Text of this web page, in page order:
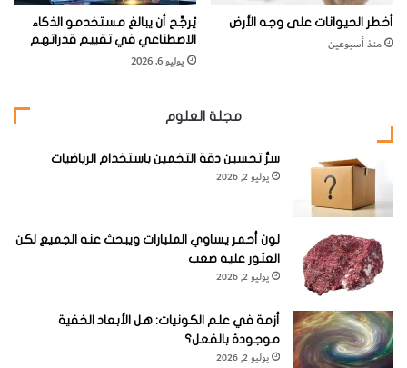
أخطر الحيوانات على وجه الأرض
منذ أسبوعين
يُرجَّح أن يبالغ مستخدمو الذكاء
الاصطناعي في تقييم قدراتهم
يوليو 6, 2026
مجلة العلوم
سرُّ تحسين دقة التخمين باستخدام الرياضيات
يوليو 2, 2026
لون أحمر يساوي المليارات ويبحث عنه الجميع لكن
العثور عليه صعب
يوليو 2, 2026
أزمة في علم الكونيات: هل الأبعاد الخفية
موجودة بالفعل؟
يوليو 2, 2026